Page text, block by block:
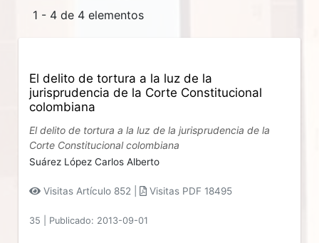
1 - 4 de 4 elementos
El delito de tortura a la luz de la
jurisprudencia de la Corte Constitucional
colombiana
El delito de tortura a la luz de la jurisprudencia de la
Corte Constitucional colombiana
Suárez López Carlos Alberto
Visitas Artículo 852 | Visitas PDF 18495
35 Publicado: 2013-09-01